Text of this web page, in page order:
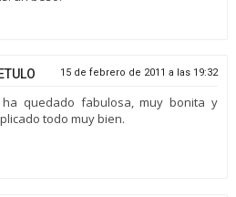
15 de febrero de 2011 a las 19:32
quedado fabulosa, muy bonita y
todo muy bien.